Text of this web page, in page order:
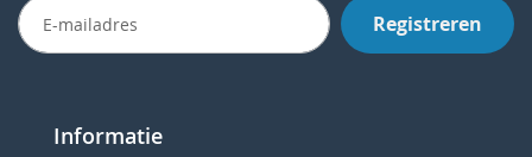
Registreren
Informatie